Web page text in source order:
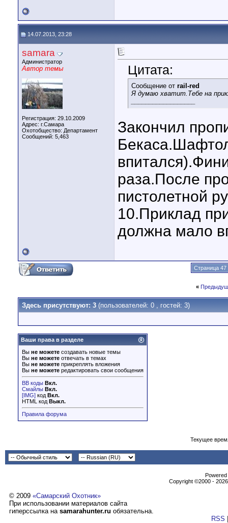
14.07.2013, 23:28
samara
Администратор
Автор темы
Регистрация: 29.10.2009
Адрес: г.Самара
Охотобщество: Департамент
Сообщений: 5,463
Цитата:
Сообщение от rail-red
Я думаю хватит.Тебе на
Закончил
раза.После
пистолетной
10.Приклад
должна мало
Страница 47
«
Здесь присутствуют: 3 (пользователей: 0 , гостей: 3)
Ваши права в разделе
Вы не можете создавать новые темы
Вы не можете отвечать в темах
Вы не можете прикреплять вложения
Вы не можете редактировать свои сообщения
BB коды Вкл.
Смайлы Вкл.
[IMG] код Вкл.
HTML код Выкл.
Правила форума
Текущее
Copyright ©2000 -
© 2009 «Самарский Охотник»
При использовании материалов сайта
гиперссылка на samarahunter.ru обязательна.
RSS